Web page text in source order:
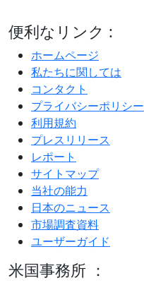
便利なリンク :
ホームページ
私たちに関しては
コンタクト
プライバシーポリシー
利用規約
プレスリリース
レポート
サイトマップ
当社の能力
日本のニュース
市場調査資料
ユーザーガイド
米国事務所 ：